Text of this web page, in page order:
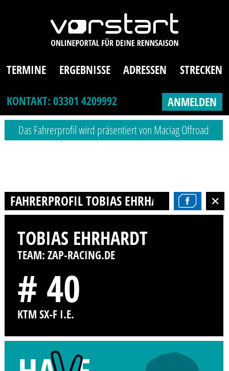
TERMINE ERGEBNISSE ADRESSEN
STRECKEN
KONTAKT: 03301 4209992
ANMELDEN
Das Fahrerprofil wird präsentiert von Maciag Offroad
FAHRERPROFIL TOBIAS EHRHARDT
TOBIAS EHRHARDT
TEAM: ZAP-RACING.DE
# 40
KTM SX-F I.E.